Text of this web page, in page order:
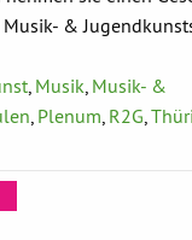
&
, Musik, Musik- &
, Plenum, R2G,